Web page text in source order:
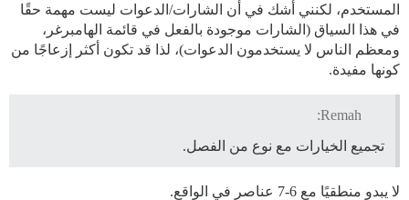
المستخدم، لكنني أشك في أن الشارات/الدعوات ليست مهمة حقًا
في هذا السياق (الشارات موجودة بالفعل في قائمة الهامبرغر،
ومعظم الناس لا يستخدمون الدعوات)، لذا قد تكون أكثر إزعاجًا من
كونها مفيدة.
Remah:
تجميع الخيارات مع نوع من الفصل.
لا يبدو منطقيًا مع 6-7 عناصر في الواقع.